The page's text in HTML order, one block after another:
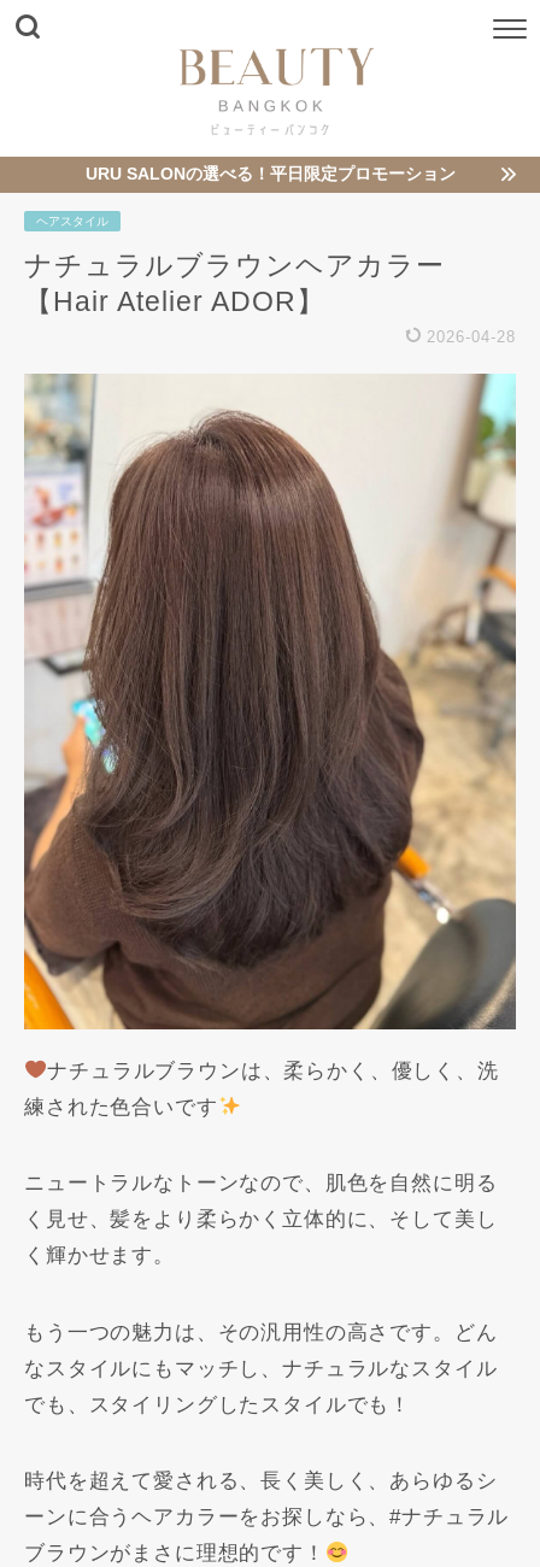
URU SALONの選べる！平日限定プロモーション
ヘアスタイル
ナチュラルブラウンヘアカラー
【Hair Atelier ADOR】
2026-04-28
ナチュラルブラウンは、柔らかく、優しく、洗
練された色合いです
ニュートラルなトーンなので、肌色を自然に明る
く見せ、髪をより柔らかく立体的に、そして美し
く輝かせます。
もう一つの魅力は、その汎用性の高さです。どん
なスタイルにもマッチし、ナチュラルなスタイル
でも、スタイリングしたスタイルでも！
時代を超えて愛される、長く美しく、あらゆるシ
ーンに合うヘアカラーをお探しなら、#ナチュラル
ブラウンがまさに理想的です！